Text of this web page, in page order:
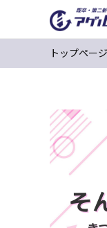
トップページ